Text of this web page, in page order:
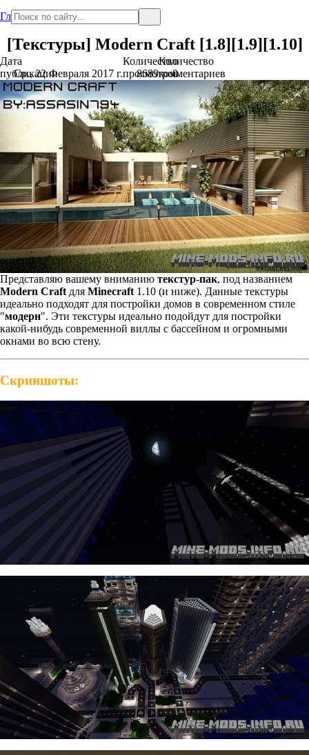
Главная
[Текстуры] Modern Craft [1.8][1.9][1.10]
Дата
публикации
Ср., 22 Февраля 2017 г.
Количество
просмотров
8689
Количество
комментариев
0
Представляю вашему вниманию текстур-пак, под названием
Modern Craft для Minecraft 1.10 (и ниже). Данные текстуры
идеально подходят для постройки домов в современном стиле
"модерн". Эти текстуры идеально подойдут для постройки
какой-нибудь современной виллы с бассейном и огромными
окнами во всю стену.
Скриншоты: